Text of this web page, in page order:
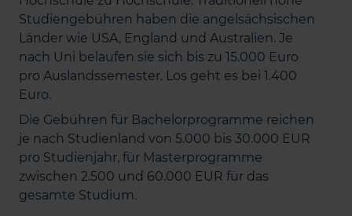
Studiengebühren haben die angelsächsischen
Länder wie USA, England und Australien. Je
nach Uni belaufen sie sich bis zu 15.000 Euro
pro Auslandssemester. Los geht es bei 1.400
Euro.
Die Gebühren für Bachelorprogramme reichen
je nach Studienland von 5.000 bis 30.000 EUR
pro Studienjahr, für Masterprogramme
zwischen 2.500 und 60.000 EUR für das
gesamte Studium.